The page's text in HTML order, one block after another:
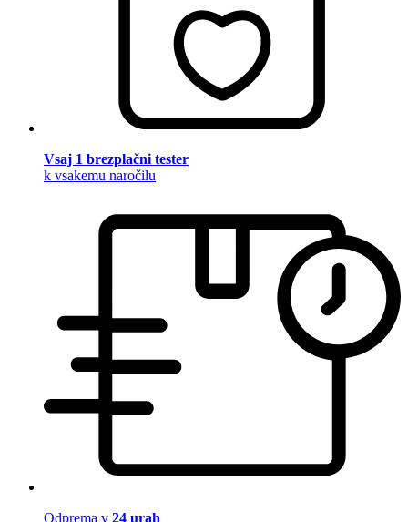
Vsaj 1 brezplačni tester
k vsakemu naročilu
Odprema v 24 urah